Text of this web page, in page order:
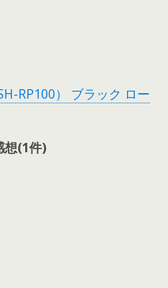
RP100） ブラック ロー
想(1件)